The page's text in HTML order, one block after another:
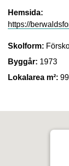
Hemsida:
https://
Skolform:
Byggår: 1973
Lokalarea m²: